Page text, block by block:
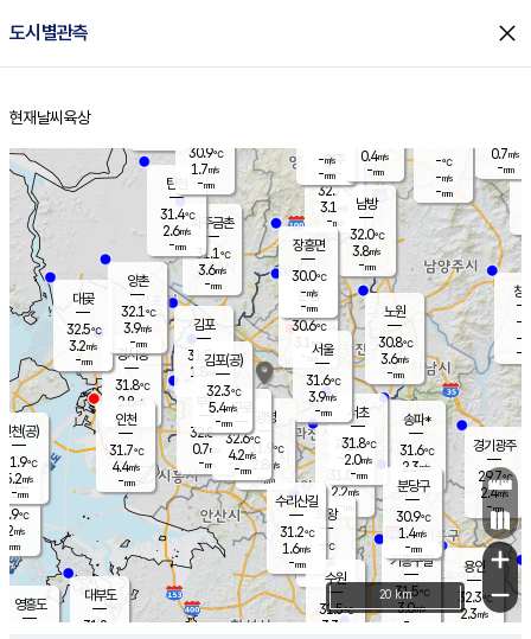
도시별관측 close
홈
현재날씨 육상
의도
℃
m/s
mm
영흥도
양주
32.7℃
3.1
-mm
과천
31.0℃
2.2m/s
- mm
용인
32.3℃
2.3m/s
경기광주
29.7℃
2.4m/s
-mm
대부도
31.8
경서동
31.8℃
2.8 m/s
-mm
파주금촌
31.1℃
3.6m/s
-mm
-℃
-m/s
-mm
대곶
32.5℃
3.2m/s
-mm
창
-
-m/
-
탄현
31.4℃
2.6m/s
-mm
0.7m/s
-mm
의왕
- ℃
m/s
mm
김포
31.5℃
1.8 m/s
mm
광명
31.9 ℃
2.8 m/s
-mm
부천
32.8℃
0.7m/s
-mm
양촌
32.1℃
3.9m/s
-mm
구로
32.6℃
4.2m/s
-mm
은평
30.6℃
3.1 m/s
- mm
노원
30.8℃
3.6m/s
-mm
송파*
31.6℃
2.3m/s
-mm
서초
31.8℃
2.0m/s
-mm
남방
32.0℃
3.8m/s
-mm
기흥구갈
31.5℃
3.0m/s
-
수리산길
31.2℃
1.6m/s
-mm
분당구
30.9℃
1.4m/s
-mm
장흥면
30.0℃
-m/s
-mm
-m/s
-mm
인천(공)
31.9℃
5.2m/s
-mm
김포(공)
32.3℃
5.4m/s
-mm
수원
31.5℃
3.3 m/s
인천
31.7℃
4.4m/s
-mm
서울
31.6℃
3.9m/s
-mm
30.9℃
1.7m/s
-mm
0.4m/s
-mm
+
−
20 km